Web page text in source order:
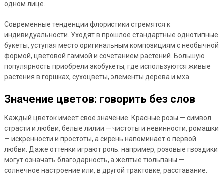
одном лице.
Современные тенденции флористики стремятся к
индивидуальности. Уходят в прошлое стандартные однотипные
букеты, уступая место оригинальным композициям с необычной
формой, цветовой гаммой и сочетанием растений. Большую
популярность приобрели экобукеты, где используются живые
растения в горшках, сухоцветы, элементы дерева и мха.
Значение цветов: говорить без слов
Каждый цветок имеет своё значение. Красные розы — символ
страсти и любви, белые лилии — чистоты и невинности, ромашки
— искренности и простоты, а сирень напоминает о первой
любви. Даже оттенки играют роль: например, розовые гвоздики
могут означать благодарность, а жёлтые тюльпаны —
солнечное настроение или, в другой трактовке, расставание.